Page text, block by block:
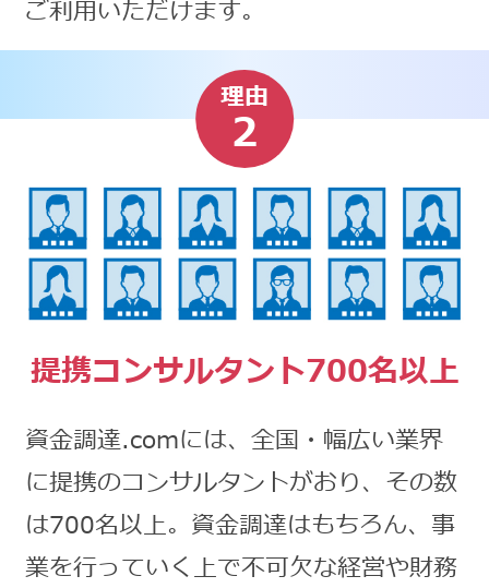
ご利用いただけます。
理由
2
提携コンサルタント700名以上
資金調達.comには、全国・幅広い業界
に提携のコンサルタントがおり、その数
は700名以上。資金調達はもちろん、事
業を行っていく上で不可欠な経営や財務